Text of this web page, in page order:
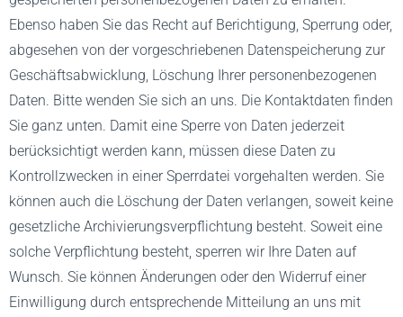
Ebenso haben Sie das Recht auf Berichtigung, Sperrung oder,
abgesehen von der vorgeschriebenen Datenspeicherung zur
Geschäftsabwicklung, Löschung Ihrer personenbezogenen
Daten. Bitte wenden Sie sich an uns. Die Kontaktdaten finden
Sie ganz unten. Damit eine Sperre von Daten jederzeit
berücksichtigt werden kann, müssen diese Daten zu
Kontrollzwecken in einer Sperrdatei vorgehalten werden. Sie
können auch die Löschung der Daten verlangen, soweit keine
gesetzliche Archivierungsverpflichtung besteht. Soweit eine
solche Verpflichtung besteht, sperren wir Ihre Daten auf
Wunsch. Sie können Änderungen oder den Widerruf einer
Einwilligung durch entsprechende Mitteilung an uns mit